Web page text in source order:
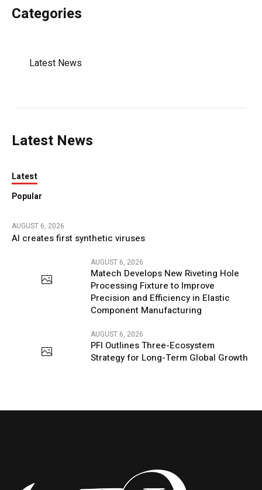
Categories
Latest News
Latest News
Latest
Popular
AUGUST 6, 2026
AI creates first synthetic viruses
AUGUST 6, 2026
Matech Develops New Riveting Hole
Processing Fixture to Improve
Precision and Efficiency in Elastic
Component Manufacturing
AUGUST 6, 2026
PFI Outlines Three-Ecosystem
Strategy for Long-Term Global Growth